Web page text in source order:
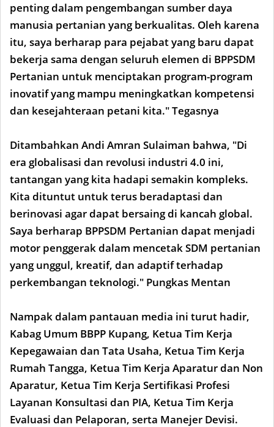
penting dalam pengembangan sumber daya
manusia pertanian yang berkualitas. Oleh karena
itu, saya berharap para pejabat yang baru dapat
bekerja sama dengan seluruh elemen di BPPSDM
Pertanian untuk menciptakan program-program
inovatif yang mampu meningkatkan kompetensi
dan kesejahteraan petani kita." Tegasnya
Ditambahkan Andi Amran Sulaiman bahwa, "Di
era globalisasi dan revolusi industri 4.0 ini,
tantangan yang kita hadapi semakin kompleks.
Kita dituntut untuk terus beradaptasi dan
berinovasi agar dapat bersaing di kancah global.
Saya berharap BPPSDM Pertanian dapat menjadi
motor penggerak dalam mencetak SDM pertanian
yang unggul, kreatif, dan adaptif terhadap
perkembangan teknologi." Pungkas Mentan
Nampak dalam pantauan media ini turut hadir,
Kabag Umum BBPP Kupang, Ketua Tim Kerja
Kepegawaian dan Tata Usaha, Ketua Tim Kerja
Rumah Tangga, Ketua Tim Kerja Aparatur dan Non
Aparatur, Ketua Tim Kerja Sertifikasi Profesi
Layanan Konsultasi dan PIA, Ketua Tim Kerja
Evaluasi dan Pelaporan, serta Manejer Devisi.